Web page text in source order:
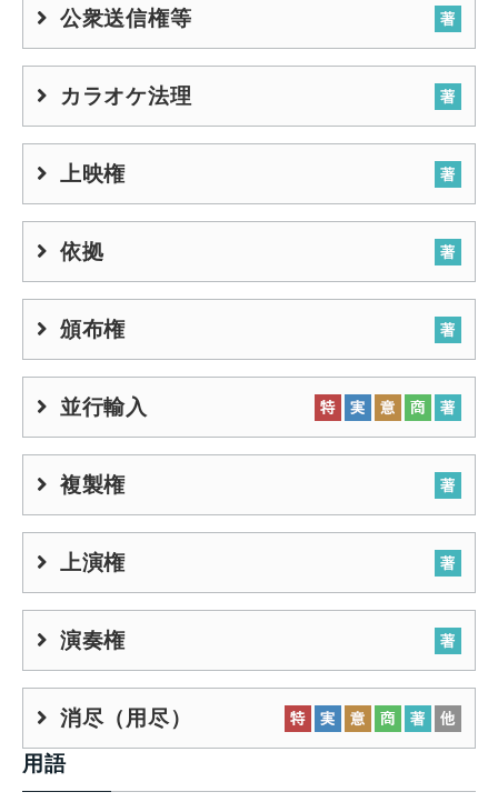
公衆送信権等
カラオケ法理
上映権
依拠
頒布権
並行輸入
複製権
上演権
演奏権
消尽（用尽）
用語